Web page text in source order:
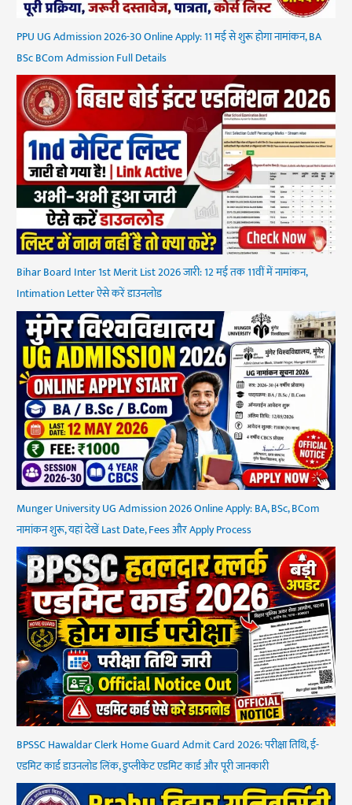
PPU UG Admission 2026-30 Online Apply: 11 मई से शुरू होगा नामांकन, BA
BSc BCom Admission Full Details
Bihar Board Inter 1st Merit List 2026 जारी: 12 मई तक 11वीं में नामांकन,
Intimation Letter ऐसे करें डाउनलोड
Munger University UG Admission 2026 Online Apply: BA, BSc, BCom
नामांकन शुरू, यहां देखें Last Date, Fees और Apply Process
BPSSC Hawaldar Clerk Home Guard Admit Card 2026: परीक्षा तिथि, ई-
एडमिट कार्ड डाउनलोड लिंक, डुप्लीकेट एडमिट कार्ड और पूरी जानकारी